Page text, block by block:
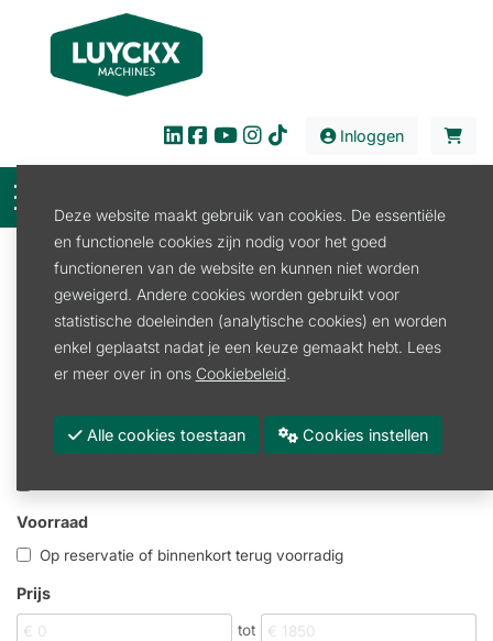
Inloggen
Filter
Verhuur
Doorslijper 2-takt
Promoties
Merk
Voorraad
Op reservatie of binnenkort terug voorradig
Prijs
tot
Deze website maakt gebruik van cookies. De essentiële
en functionele cookies zijn nodig voor het goed
functioneren van de website en kunnen niet worden
geweigerd. Andere cookies worden gebruikt voor
statistische doeleinden (analytische cookies) en worden
enkel geplaatst nadat je een keuze gemaakt hebt. Lees
er meer over in ons Cookiebeleid.
Alle cookies toestaan Cookies instellen